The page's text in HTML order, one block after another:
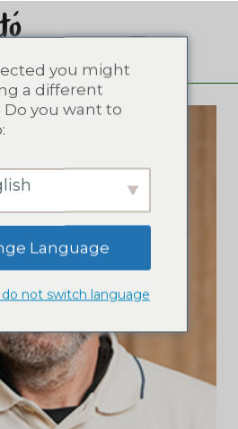
you might
a different
Do you want to
Language
do not switch language